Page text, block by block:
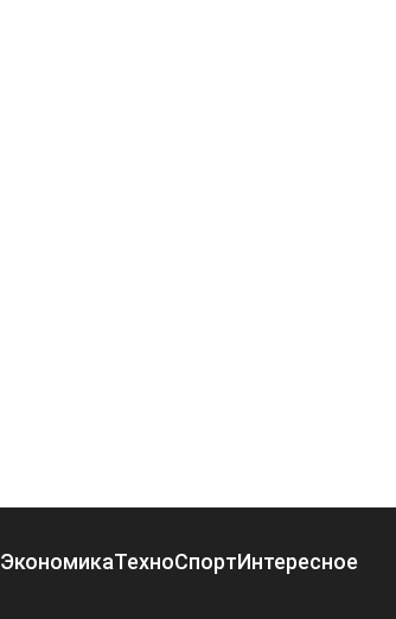
ЭкономикаТехноСпортИнтересное